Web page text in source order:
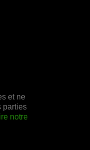
et ne
parties
notre